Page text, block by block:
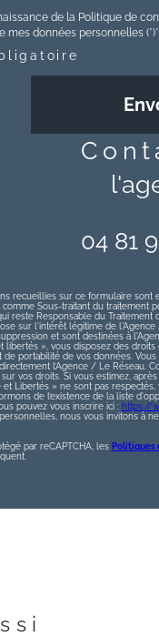
de la Politique de
mes données personnelles (*)*
04 81
recueillies sur ce formulaire sont
comme Sous-traitant du
reste Responsable du Traitement
sur l'intérêt légitime de
et sont destinées à
libertés », vous disposez des droits
de portabilité de vos données.
l’Agence / Le Réseau.
sur vos droits. Si vous estimez,
et Libertés » ne sont pas
de l’existence de la liste
pouvez vous inscrire ici : https://
nous vous invitons à
par reCAPTCHA, les Politiques